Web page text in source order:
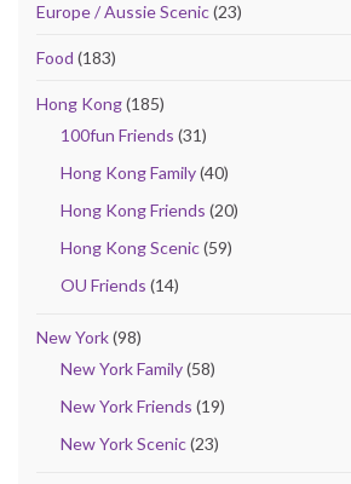
Europe / Aussie Scenic(23)
Food (183)
Hong Kong(185)
100fun Friends (31)
Hong Kong Family(40)
Hong Kong Friends (20)
Hong Kong Scenic(59)
OU Friends (14)
New York(98)
New York Family(58)
New York Friends (19)
New York Scenic(23)